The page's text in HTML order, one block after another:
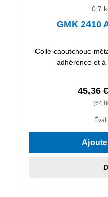
0,7
GMK 2410
Colle caoutchouc-
adhérence et
45,36